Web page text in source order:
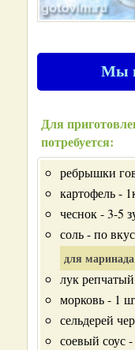
Мы
Для
потребуется:
ребрышки
картофель -
чеснок - 3-5
соль - по
для
лук
морковь - 1
сельдерей
соевый соус